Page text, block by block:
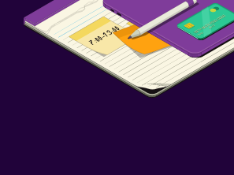
Lavandaria
Serviço de engomadoria
Serviço de lavandaria